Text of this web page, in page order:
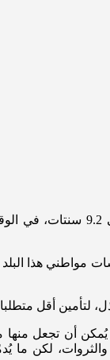
مواطني هذا
لتأمين أقل
يُمكن أن
والثروات،